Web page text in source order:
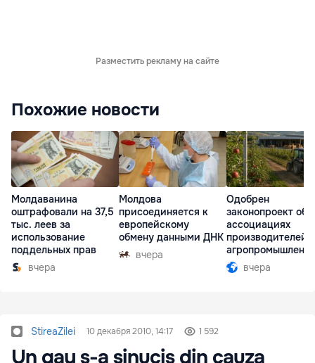
Разместить рекламу на сайте
Похожие новости
Молдаванина
оштрафовали на 37,5
тыс. леев за
использование
поддельных прав
вчера
Молдова
присоединяется к
европейскому
обмену данными ДНК
вчера
Одобрен
законопроект об
ассоциациях
производителей в
комплексе
вчера
StireaZilei 10 декабря 2010, 14:17 1 592
Un gay s-a sinucis din cauza